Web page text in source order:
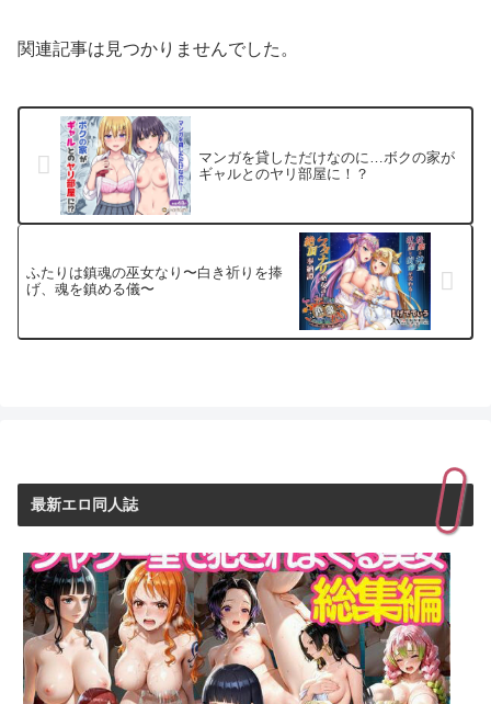
関連記事は見つかりませんでした。
マンガを貸しただけなのに…ボクの家が
ギャルとのヤリ部屋に！？
ふたりは鎮魂の巫女なり〜白き祈りを捧
げ、魂を鎮める儀〜
最新エロ同人誌